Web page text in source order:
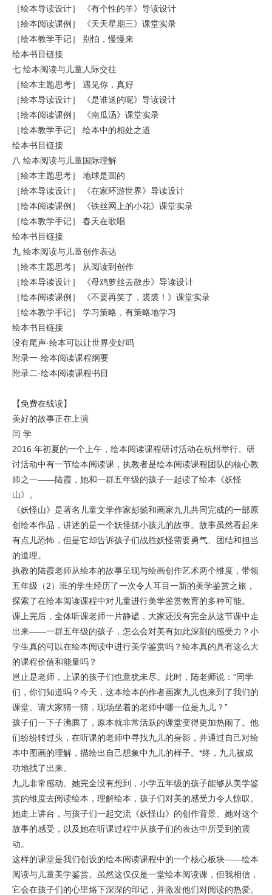
［绘本导读设计］ 《有个性的羊》导读设计
［绘本阅读课例］ 《天天星期三》课堂实录
［绘本教学手记］ 别怕，慢慢来
绘本书目链接
七 绘本阅读与儿童人际交往
［绘本主题思考］ 遇见你，真好
［绘本导读设计］ 《是谁送的呢》导读设计
［绘本阅读课例］ 《南瓜汤》课堂实录
［绘本教学手记］ 绘本中的相处之道
绘本书目链接
八 绘本阅读与儿童国际理解
［绘本主题思考］ 地球是圆的
［绘本导读设计］ 《在家环游世界》导读设计
［绘本阅读课例］ 《铁丝网上的小花》课堂实录
［绘本教学手记］ 春天在歌唱
绘本书目链接
九 绘本阅读与儿童创作表达
［绘本主题思考］ 从阅读到创作
［绘本导读设计］ 《母鸡萝丝去散步》导读设计
［绘本阅读课例］ 《不要再笑了，裘裘！》课堂实录
［绘本教学手记］ 学习策略，有策略地学习
绘本书目链接
没有尾声·绘本可以让世界变好吗
附录一·绘本阅读课程纲要
附录二·绘本阅读课程书目
【免费在线读】
美好的故事正在上演
闫 学
2016 年初夏的一个上午，绘本阅读课程研讨活动在杭州举行。研
讨活动中有一节绘本阅读课，执教者是绘本阅读课程团队的核心教
师之一——陆霞，她和一群五年级的孩子一起读了绘本《妖怪
山》。
《妖怪山》是著名儿童文学作家彭懿和画家九儿共同完成的一部原
创绘本作品，讲述的是一个妖怪抓小孩儿的故事。故事虽然看起来
有点儿恐怖，但是它却告诉孩子们战胜妖怪需要勇气、团结和担当
的道理。
执教的陆霞老师从绘本的故事呈现与绘画创作艺术两个维度，带领
五年级（2）班的学生经历了一次令人耳目一新的美学鉴赏之旅，
探索了在绘本阅读课程中对儿童进行美学鉴赏教育的多种可能。
课上完后，全体听课老师一片静谧，大家还没有完全从这节课中走
出来——一群五年级的孩子，怎么会对美有如此深刻的感受力？小
学生真的可以在绘本阅读中进行美学鉴赏吗？绘本真的具有这么大
的课程价值和能量吗？
岂止是老师，上课的孩子们也意犹未尽。此时，陆老师说：“同学
们，你们知道吗？今天，这本绘本的作者画家九儿也来到了我们的
课堂。请大家猜一猜，现场坐着的老师中哪一位是九儿？”
孩子们一下子沸腾了，原本就非常活跃的课堂变得更加热闹了。他
们纷纷转过头，在听课的老师中寻找九儿的身影，并通过自己对绘
本中图画的理解，描绘出自己想象中九儿的样子。*终，九儿被成
功地找了出来。
九儿非常感动。她完全没有想到，小学五年级的孩子能够从美学鉴
赏的维度去阅读绘本，理解绘本，孩子们对美的感受力令人惊叹。
她走上讲台，与孩子们一起交流《妖怪山》的创作背景、她对这个
故事的感受，以及她在听课过程中从孩子们的表达中所受到的震
动。
这样的课堂是我们创设的绘本阅读课程中的一个核心板块——绘本
阅读与儿童美学鉴赏。虽然这仅仅是一堂绘本阅读课，但我相信，
它会在孩子们的心里烙下深深的印记，并激发他们对阅读的热爱。